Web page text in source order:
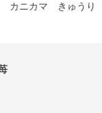
カニカマ きゅうり